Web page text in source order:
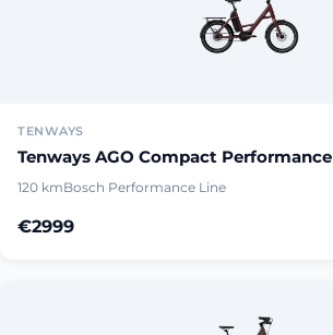
TENWAYS
Tenways AGO Compact Performance
120 kmBosch Performance Line
€2999